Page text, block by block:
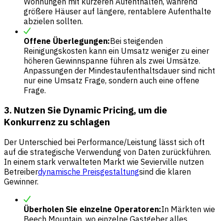
größere Häuser auf längere, rentablere Aufenthalte
abzielen sollten.
Offene Überlegungen:Bei steigenden
Reinigungskosten kann ein Umsatz weniger zu einer
höheren Gewinnspanne führen als zwei Umsätze.
Anpassungen der Mindestaufenthaltsdauer sind nicht
nur eine Umsatz Frage, sondern auch eine offene
Frage.
3. Nutzen Sie Dynamic Pricing, um die
Konkurrenz zu schlagen
Der Unterschied bei Performance/Leistung lässt sich oft
auf die strategische Verwendung von Daten zurückführen.
In einem stark verwalteten Markt wie Sevierville nutzen
Betreiberdynamische Preisgestaltungsind die klaren
Gewinner.
Überholen Sie einzelne Operatoren:In Märkten wie